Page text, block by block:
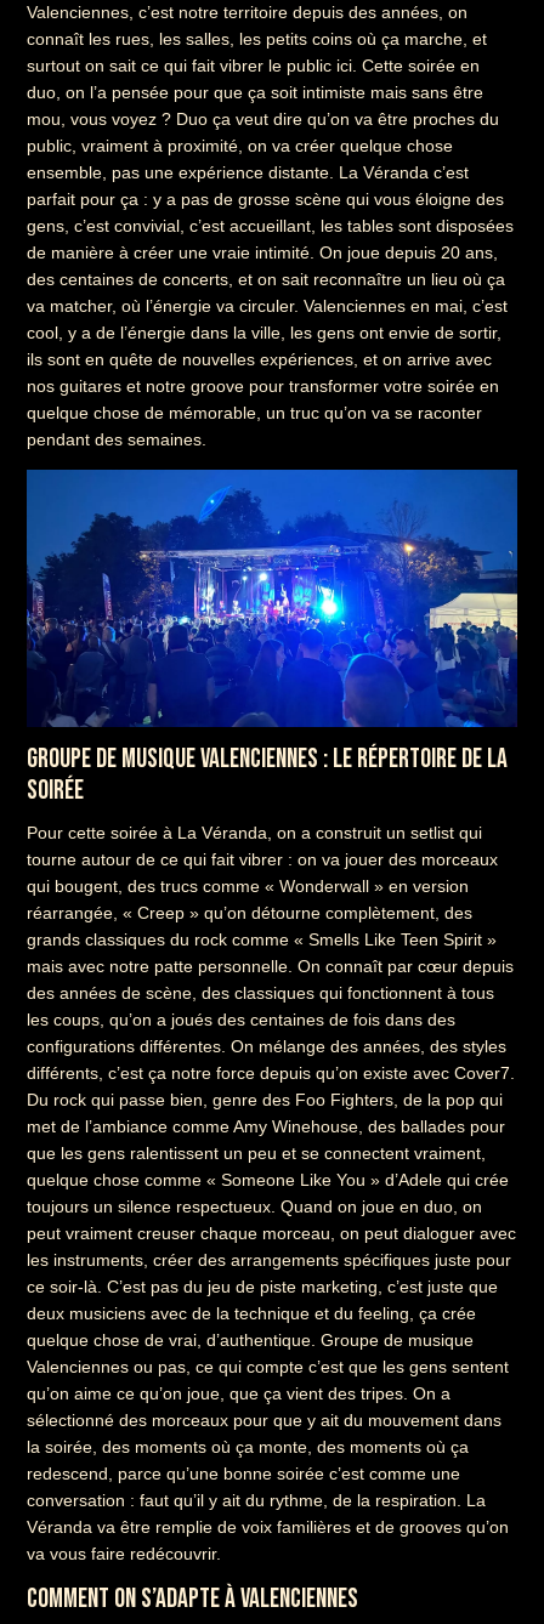
Valenciennes, c’est notre territoire depuis des années, on
connaît les rues, les salles, les petits coins où ça marche, et
surtout on sait ce qui fait vibrer le public ici. Cette soirée en
duo, on l’a pensée pour que ça soit intimiste mais sans être
mou, vous voyez ? Duo ça veut dire qu’on va être proches du
public, vraiment à proximité, on va créer quelque chose
ensemble, pas une expérience distante. La Véranda c’est
parfait pour ça : y a pas de grosse scène qui vous éloigne des
gens, c’est convivial, c’est accueillant, les tables sont disposées
de manière à créer une vraie intimité. On joue depuis 20 ans,
des centaines de concerts, et on sait reconnaître un lieu où ça
va matcher, où l’énergie va circuler. Valenciennes en mai, c’est
cool, y a de l’énergie dans la ville, les gens ont envie de sortir,
ils sont en quête de nouvelles expériences, et on arrive avec
nos guitares et notre groove pour transformer votre soirée en
quelque chose de mémorable, un truc qu’on va se raconter
pendant des semaines.
GROUPE DE MUSIQUE VALENCIENNES : LE RÉPERTOIRE DE LA
SOIRÉE
Pour cette soirée à La Véranda, on a construit un setlist qui
tourne autour de ce qui fait vibrer : on va jouer des morceaux
qui bougent, des trucs comme « Wonderwall » en version
réarrangée, « Creep » qu’on détourne complètement, des
grands classiques du rock comme « Smells Like Teen Spirit »
mais avec notre patte personnelle. On connaît par cœur depuis
des années de scène, des classiques qui fonctionnent à tous
les coups, qu’on a joués des centaines de fois dans des
configurations différentes. On mélange des années, des styles
différents, c’est ça notre force depuis qu’on existe avec Cover7.
Du rock qui passe bien, genre des Foo Fighters, de la pop qui
met de l’ambiance comme Amy Winehouse, des ballades pour
que les gens ralentissent un peu et se connectent vraiment,
quelque chose comme « Someone Like You » d’Adele qui crée
toujours un silence respectueux. Quand on joue en duo, on
peut vraiment creuser chaque morceau, on peut dialoguer avec
les instruments, créer des arrangements spécifiques juste pour
ce soir-là. C’est pas du jeu de piste marketing, c’est juste que
deux musiciens avec de la technique et du feeling, ça crée
quelque chose de vrai, d’authentique. Groupe de musique
Valenciennes ou pas, ce qui compte c’est que les gens sentent
qu’on aime ce qu’on joue, que ça vient des tripes. On a
sélectionné des morceaux pour que y ait du mouvement dans
la soirée, des moments où ça monte, des moments où ça
redescend, parce qu’une bonne soirée c’est comme une
conversation : faut qu’il y ait du rythme, de la respiration. La
Véranda va être remplie de voix familières et de grooves qu’on
va vous faire redécouvrir.
COMMENT ON S’ADAPTE À VALENCIENNES